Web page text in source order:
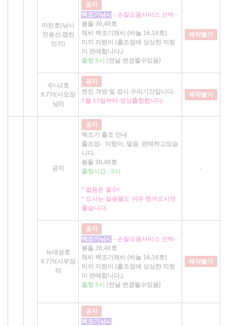
마린호(낚시
전용선.캡틴
민지)
공지
백조기낚시 - 손질도움서비스 선박 -
봉돌 30,40호
채비 백조기채비 (바늘 16,18호)
미끼 지렁이 (출조점에 싱싱한 지렁
이 판매합니다.)
출항 5시 (전날 변경될수있음)
예약불가
수나2호
9.77t(사모장
님0)
공지
엔진 개방 및 검사 수리기간입니다.
7월 13일부터 정상출항합니다.
예약불가
공지
공지
백조기 출조 안내
출조점- 지렁이, 얼음 판매하고있습
니다.
봉돌 30,40호
출항시간 : 5시
* 얼음은 필수!
* 드시는 얼음물도 여유 챙겨오시면
좋습니다.
-
뉴대성호
9.77t(사무장
0)
공지
백조기낚시 - 손질도움서비스 선박 -
봉돌 30,40호
채비 백조기채비 (바늘 16,18호)
미끼 지렁이 (출조점에 싱싱한 지렁
이 판매합니다.)
출항 5시 (전날 변경될수있음)
예약불가
공지
백조기낚시